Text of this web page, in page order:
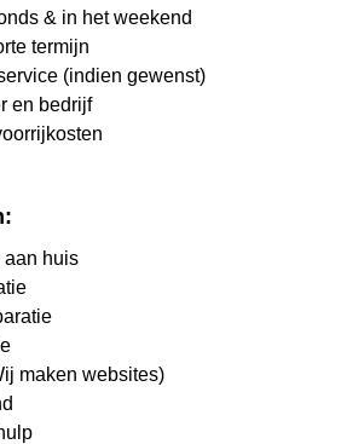
& in het weekend
termijn
(indien gewenst)
en bedrijf
aan huis
maken websites)